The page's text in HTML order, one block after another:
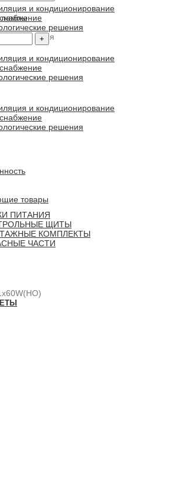
меня
и кондиционирование
решения
и кондиционирование
решения
и кондиционирование
решения
товары
ПИТАНИЯ
ЩИТЫ
КОМПЛЕКТЫ
ЧАСТИ
лампы